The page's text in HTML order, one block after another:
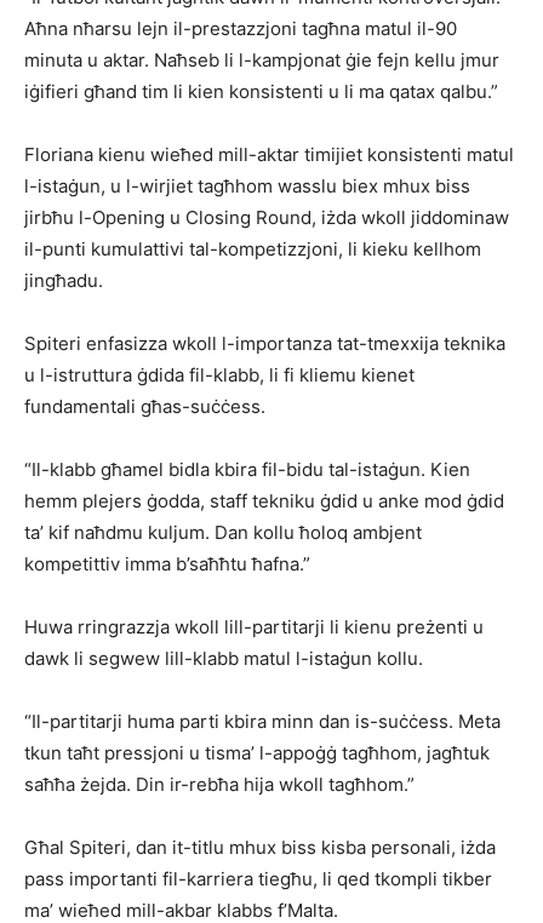
Aħna nħarsu lejn il-prestazzjoni tagħna matul il-90
minuta u aktar. Naħseb li l-kampjonat ġie fejn kellu jmur
iġifieri għand tim li kien konsistenti u li ma qatax qalbu.”
Floriana kienu wieħed mill-aktar timijiet konsistenti matul
l-istaġun, u l-wirjiet tagħhom wasslu biex mhux biss
jirbħu l-Opening u Closing Round, iżda wkoll jiddominaw
il-punti kumulattivi tal-kompetizzjoni, li kieku kellhom
jingħadu.
Spiteri enfasizza wkoll l-importanza tat-tmexxija teknika
u l-istruttura ġdida fil-klabb, li fi kliemu kienet
fundamentali għas-suċċess.
“Il-klabb għamel bidla kbira fil-bidu tal-istaġun. Kien
hemm plejers ġodda, staff tekniku ġdid u anke mod ġdid
ta’ kif naħdmu kuljum. Dan kollu ħoloq ambjent
kompetittiv imma b’saħħtu ħafna.”
Huwa rringrazzja wkoll lill-partitarji li kienu preżenti u
dawk li segwew lill-klabb matul l-istaġun kollu.
“Il-partitarji huma parti kbira minn dan is-suċċess. Meta
tkun taħt pressjoni u tisma’ l-appoġġ tagħhom, jagħtuk
saħħa żejda. Din ir-rebħa hija wkoll tagħhom.”
Għal Spiteri, dan it-titlu mhux biss kisba personali, iżda
pass importanti fil-karriera tiegħu, li qed tkompli tikber
ma’ wieħed mill-akbar klabbs f’Malta.